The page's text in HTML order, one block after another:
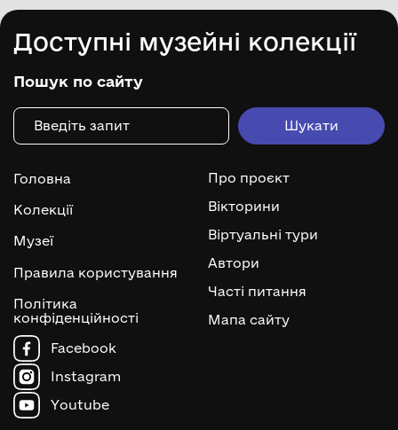
Доступні музейні колекції
Пошук по сайту
Головна
Колекції
Музеї
Правила користування
Політика
конфіденційності
Про проєкт
Вікторини
Віртуальні тури
Автори
Часті питання
Мапа сайту
Facebook
Instagram
Youtube